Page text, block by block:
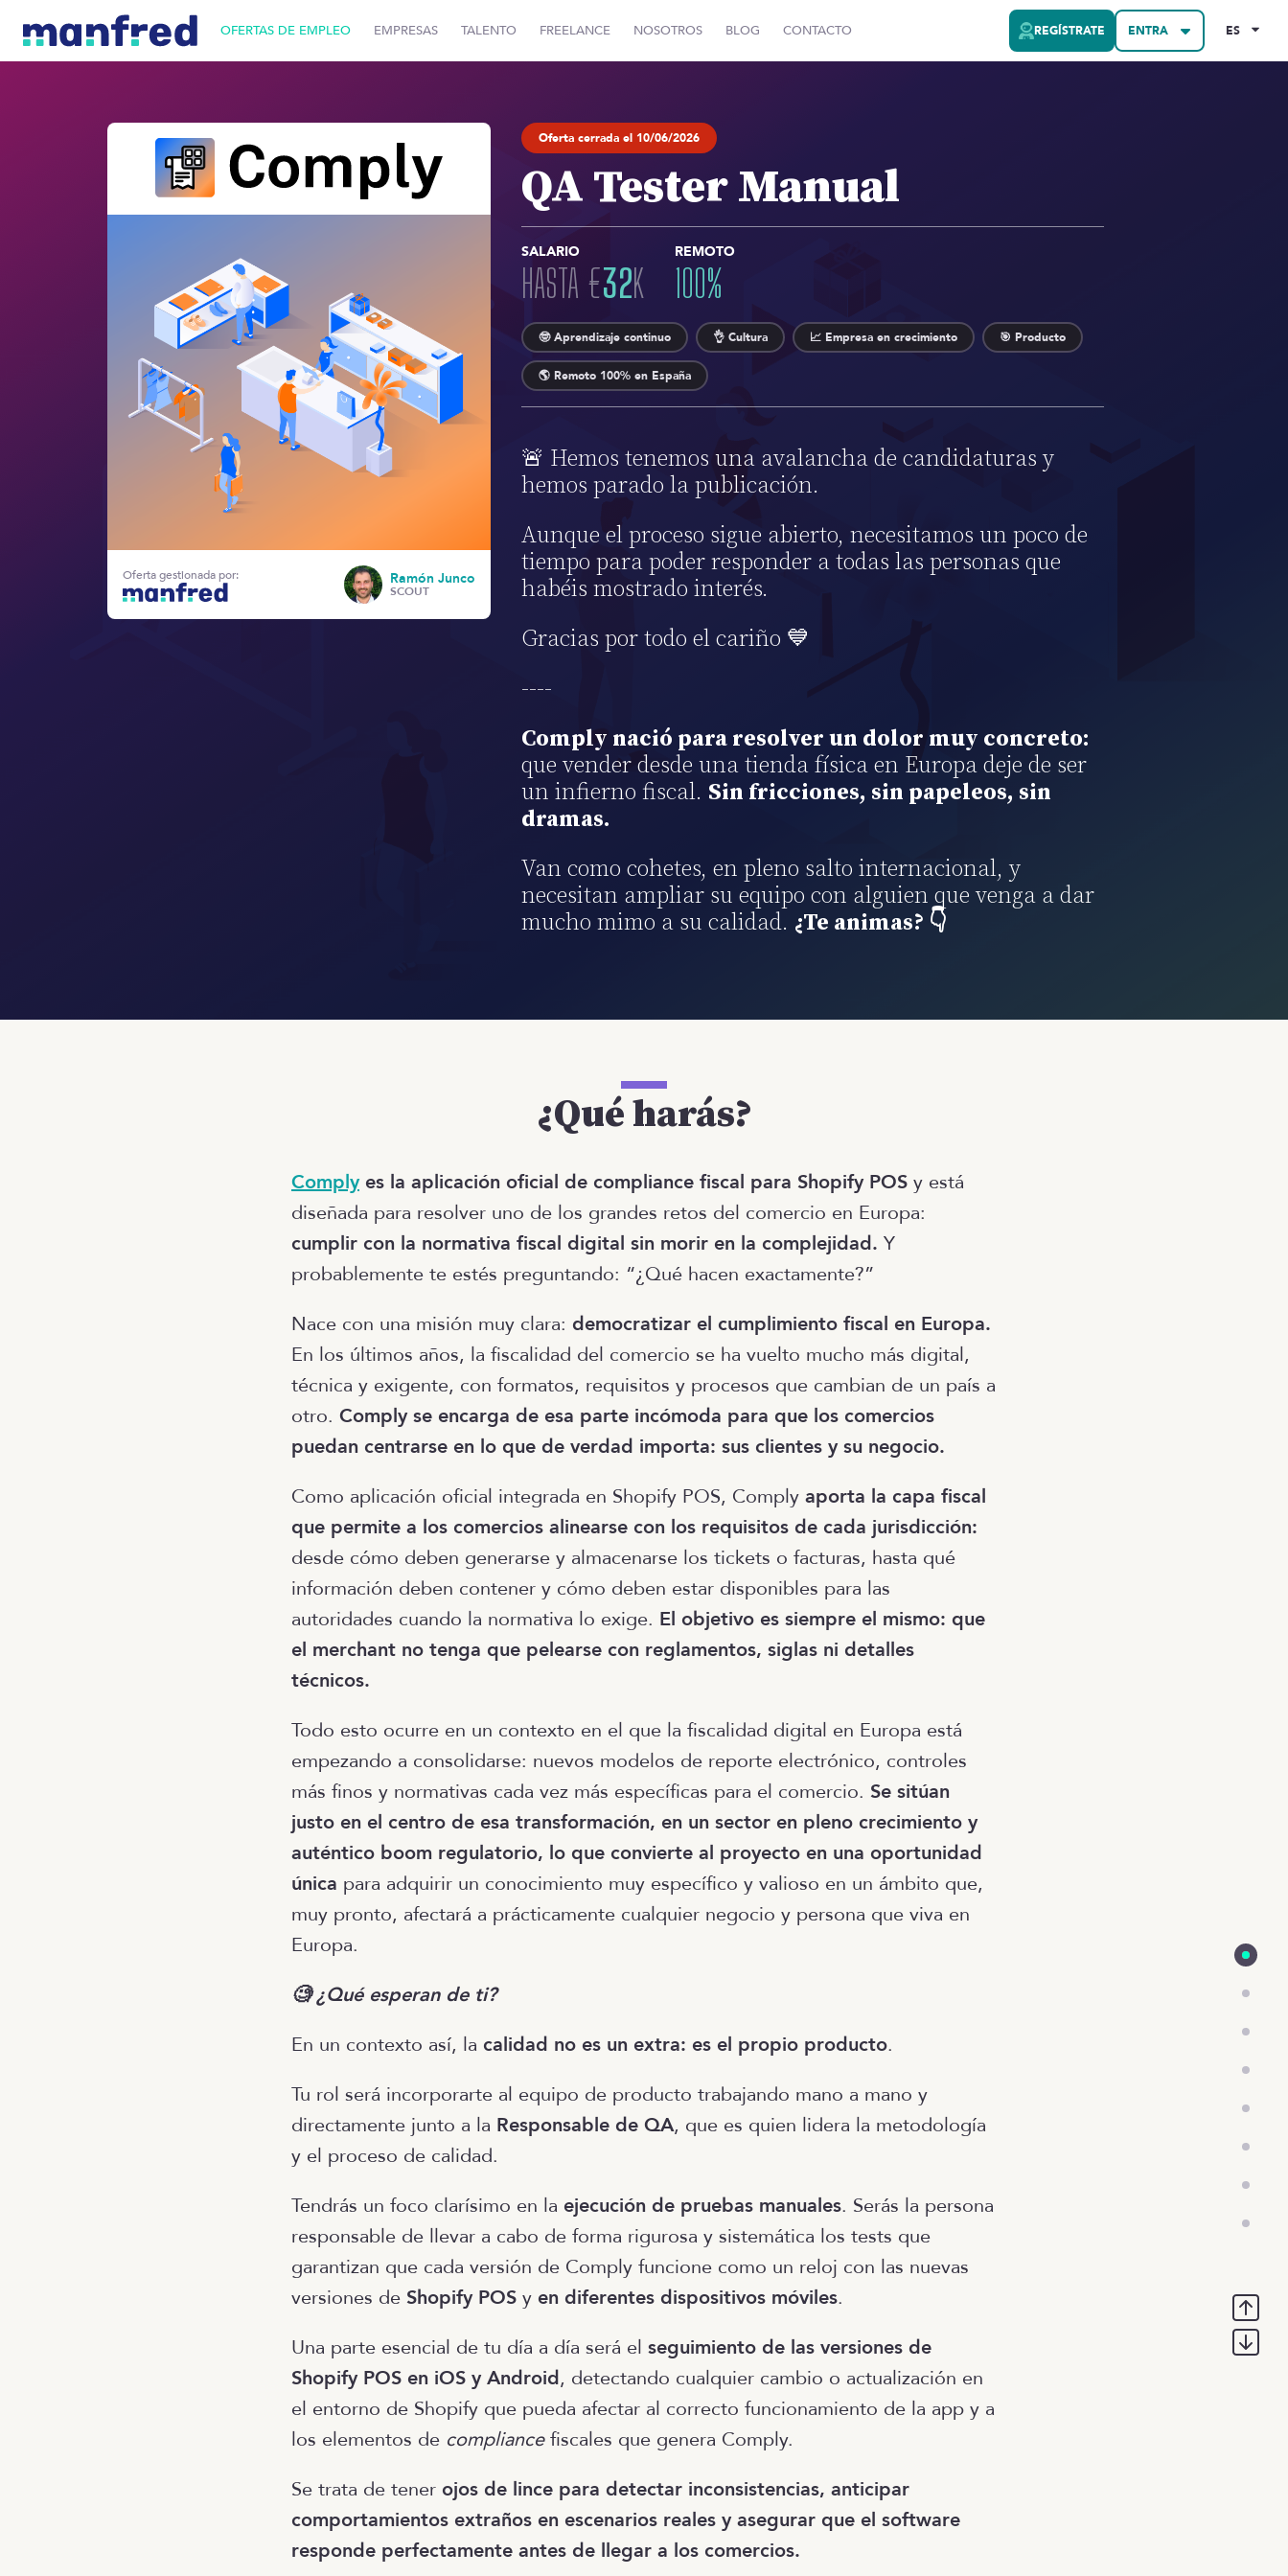
OFERTAS DE EMPLEO EMPRESAS TALENTO FREELANCE NOSOTROS BLOG CONTACTO REGÍSTRATE ENTRA ES
Oferta gestionada por: Ramón Junco
SCOUT
Oferta cerrada el 10/06/2026
QA Tester Manual
SALARIO
HASTA €32K
REMOTO
100%
🤓 Aprendizaje continuo 👌 Cultura 📈 Empresa en crecimiento 🎯 Producto
🌎 Remoto 100% en España
🚨 Hemos tenemos una avalancha de candidaturas y
hemos parado la publicación.
Aunque el proceso sigue abierto, necesitamos un poco de
tiempo para poder responder a todas las personas que
habéis mostrado interés.
Gracias por todo el cariño 💙
----
Comply nació para resolver un dolor muy concreto:
que vender desde una tienda física en Europa deje de ser
un infierno fiscal. Sin fricciones, sin papeleos, sin
dramas.
Van como cohetes, en pleno salto internacional, y
necesitan ampliar su equipo con alguien que venga a dar
mucho mimo a su calidad. ¿Te animas? 👇
¿Qué harás?
Comply es la aplicación oficial de compliance fiscal para Shopify POS y está
diseñada para resolver uno de los grandes retos del comercio en Europa:
cumplir con la normativa fiscal digital sin morir en la complejidad. Y
probablemente te estés preguntando: “¿Qué hacen exactamente?”
Nace con una misión muy clara: democratizar el cumplimiento fiscal en Europa.
En los últimos años, la fiscalidad del comercio se ha vuelto mucho más digital,
técnica y exigente, con formatos, requisitos y procesos que cambian de un país a
otro. Comply se encarga de esa parte incómoda para que los comercios
puedan centrarse en lo que de verdad importa: sus clientes y su negocio.
Como aplicación oficial integrada en Shopify POS, Comply aporta la capa fiscal
que permite a los comercios alinearse con los requisitos de cada jurisdicción:
desde cómo deben generarse y almacenarse los tickets o facturas, hasta qué
información deben contener y cómo deben estar disponibles para las
autoridades cuando la normativa lo exige. El objetivo es siempre el mismo: que
el merchant no tenga que pelearse con reglamentos, siglas ni detalles
técnicos.
Todo esto ocurre en un contexto en el que la fiscalidad digital en Europa está
empezando a consolidarse: nuevos modelos de reporte electrónico, controles
más finos y normativas cada vez más específicas para el comercio. Se sitúan
justo en el centro de esa transformación, en un sector en pleno crecimiento y
auténtico boom regulatorio, lo que convierte al proyecto en una oportunidad
única para adquirir un conocimiento muy específico y valioso en un ámbito que,
muy pronto, afectará a prácticamente cualquier negocio y persona que viva en
Europa.
🧐 ¿Qué esperan de ti?
En un contexto así, la calidad no es un extra: es el propio producto.
Tu rol será incorporarte al equipo de producto trabajando mano a mano y
directamente junto a la Responsable de QA, que es quien lidera la metodología
y el proceso de calidad.
Tendrás un foco clarísimo en la ejecución de pruebas manuales. Serás la persona
responsable de llevar a cabo de forma rigurosa y sistemática los tests que
garantizan que cada versión de Comply funcione como un reloj con las nuevas
versiones de Shopify POS y en diferentes dispositivos móviles.
Una parte esencial de tu día a día será el seguimiento de las versiones de
Shopify POS en iOS y Android, detectando cualquier cambio o actualización en
el entorno de Shopify que pueda afectar al correcto funcionamiento de la app y a
los elementos de compliancefiscales que genera Comply.
Se trata de tener ojos de lince para detectar inconsistencias, anticipar
comportamientos extraños en escenarios reales y asegurar que el software
responde perfectamente antes de llegar a los comercios.